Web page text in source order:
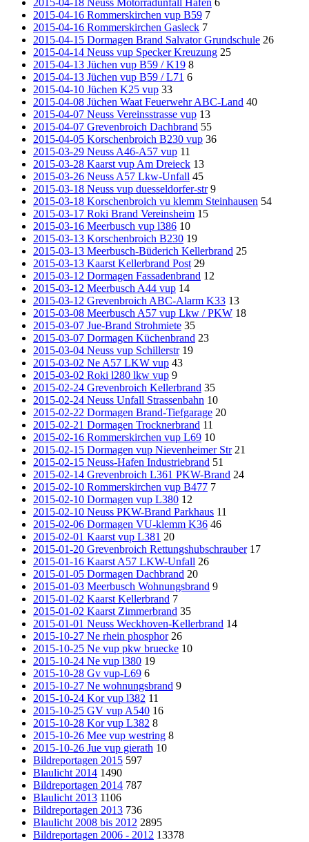
2015-04-18 Neuss Motorradunfall Hafen 6
2015-04-16 Rommerskirchen vup B59 7
2015-04-16 Rommerskirchen Gasleck 7
2015-04-15 Dormagen Brand Salvator Grundschule 26
2015-04-14 Neuss vup Specker Kreuzung 25
2015-04-13 Jüchen vup B59 / K19 8
2015-04-13 Jüchen vup B59 / L71 6
2015-04-10 Jüchen K25 vup 33
2015-04-08 Jüchen Waat Feuerwehr ABC-Land 40
2015-04-07 Neuss Vereinsstrasse vup 13
2015-04-07 Grevenbroich Dachbrand 55
2015-04-05 Korschenbroich B230 vup 36
2015-03-29 Neuss A46-A57 vup 11
2015-03-28 Kaarst vup Am Dreieck 13
2015-03-26 Neuss A57 Lkw-Unfall 45
2015-03-18 Neuss vup duesseldorfer-str 9
2015-03-18 Korschenbroich vu klemm Steinhausen 54
2015-03-17 Roki Brand Vereinsheim 15
2015-03-16 Meerbusch vup l386 10
2015-03-13 Korschenbroich B230 19
2015-03-13 Meerbusch-Büderich Kellerbrand 25
2015-03-13 Kaarst Kellerbrand Post 29
2015-03-12 Dormagen Fassadenbrand 12
2015-03-12 Meerbusch A44 vup 14
2015-03-12 Grevenbroich ABC-Alarm K33 13
2015-03-08 Meerbusch A57 vup Lkw / PKW 18
2015-03-07 Jue-Brand Strohmiete 35
2015-03-07 Dormagen Küchenbrand 23
2015-03-04 Neuss vup Schillerstr 19
2015-03-02 Ne A57 LKW vup 43
2015-03-02 Roki l280 lkw vup 9
2015-02-24 Grevenbroich Kellerbrand 35
2015-02-24 Neuss Unfall Strassenbahn 10
2015-02-22 Dormagen Brand-Tiefgarage 20
2015-02-21 Dormagen Trocknerbrand 11
2015-02-16 Rommerskirchen vup L69 10
2015-02-15 Dormagen vup Nievenheimer Str 21
2015-02-15 Neuss-Hafen Industriebrand 51
2015-02-14 Grevenbroich L361 PKW-Brand 24
2015-02-10 Rommerskirchen vup B477 7
2015-02-10 Dormagen vup L380 12
2015-02-10 Neuss PKW-Brand Parkhaus 11
2015-02-06 Dormagen VU-klemm K36 46
2015-02-01 Kaarst vup L381 20
2015-01-20 Grevenbroich Rettungshubschrauber 17
2015-01-16 Kaarst A57 LKW-Unfall 26
2015-01-05 Dormagen Dachbrand 20
2015-01-03 Meerbusch Wohnungsbrand 9
2015-01-02 Kaarst Kellerbrand 7
2015-01-02 Kaarst Zimmerbrand 35
2015-01-01 Neuss Weckhoven-Kellerbrand 14
2015-10-27 Ne rhein phosphor 26
2015-10-25 Ne vup pkw bruecke 10
2015-10-24 Ne vup l380 19
2015-10-28 Gv vup-L69 6
2015-10-27 Ne wohnungsbrand 9
2015-10-24 Kor vup l382 11
2015-10-25 GV vup A540 16
2015-10-28 Kor vup L382 8
2015-10-26 Mee vup westring 8
2015-10-26 Jue vup gierath 10
Bildreportagen 2015 597
Blaulicht 2014 1490
Bildreportagen 2014 787
Blaulicht 2013 1106
Bildreportagen 2013 736
Blaulicht 2008 bis 2012 2895
Bildreportagen 2006 - 2012 13378